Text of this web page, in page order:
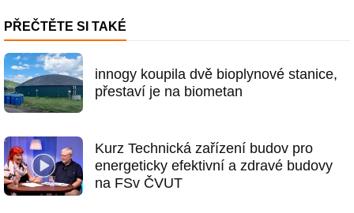
PŘEČTĚTE SI TAKÉ
innogy koupila dvě bioplynové stanice,
přestaví je na biometan
Kurz Technická zařízení budov pro
energeticky efektivní a zdravé budovy
na FSv ČVUT